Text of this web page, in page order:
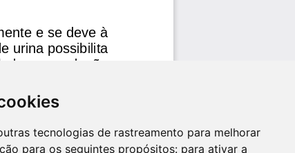
tecnologias de rastreamento para melhorar
para os seguintes propósitos: para ativar a